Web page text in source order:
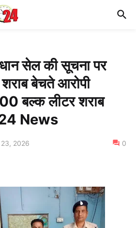
सेल की सूचना पर
बेचते आरोपी
बल्क लीटर शराब
News
2026 0